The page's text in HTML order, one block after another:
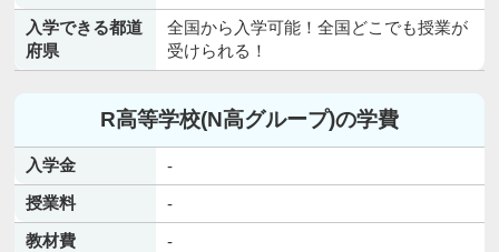
入学できる都道
府県
全国から入学可能！全国どこでも授業が
受けられる！
R高等学校(N高グループ)の学費
入学金
-
授業料
-
教材費
-